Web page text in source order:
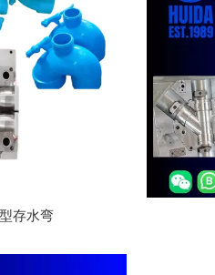
存水弯